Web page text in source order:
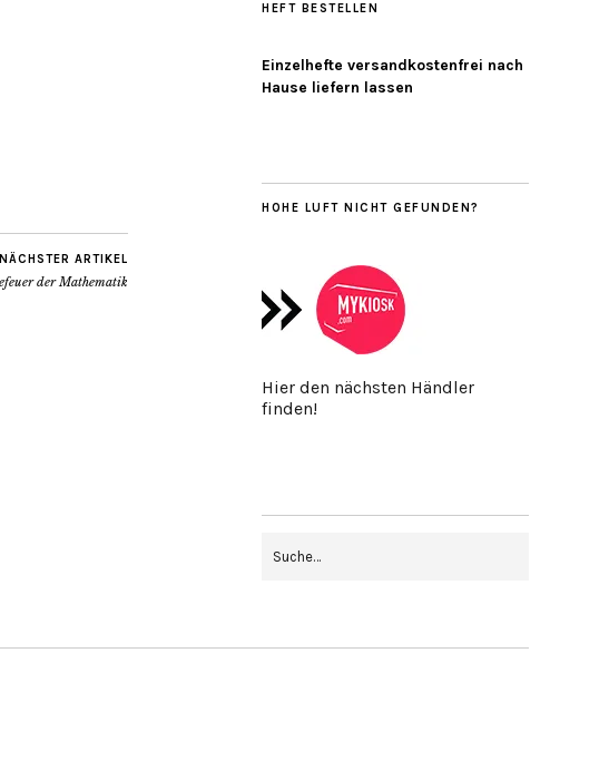
NÄCHSTER ARTIKEL
der Mathematik
HEFT BESTELLEN
Einzelhefte versandkostenfrei nach
Hause liefern lassen
HOHE LUFT NICHT GEFUNDEN?
Hier den nächsten Händler
finden!